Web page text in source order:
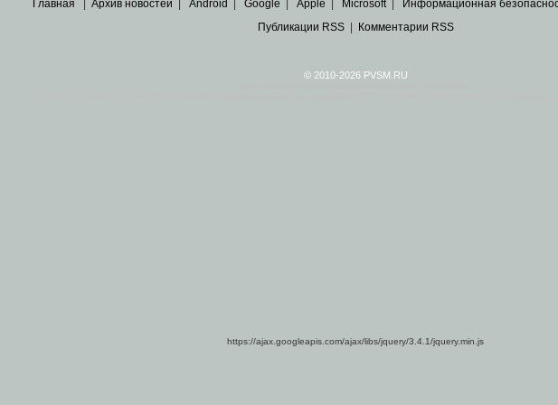
Главная Архив новостей Android Google Apple Microsoft| Информационная
Публикации RSS| Комментарии RSS
© 2010-2026 PVSM.RU
https://ajax.googleapis.com/ajax/libs/jquery/3.4.1/jquery.min.js